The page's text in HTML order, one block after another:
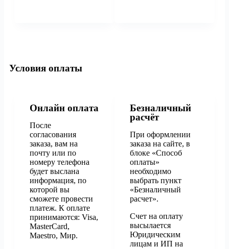
Условия оплаты
Онлайн оплата
После
согласования
заказа, вам на
почту или по
номеру телефона
будет выслана
информация, по
которой вы
сможете провести
платеж. К оплате
принимаются: Visa,
MasterCard,
Maestro, Мир.
Безналичный
расчёт
При оформлении
заказа на сайте, в
блоке «Способ
оплаты»
необходимо
выбрать пункт
«Безналичный
расчет».
Счет на оплату
высылается
Юридическим
лицам и ИП на